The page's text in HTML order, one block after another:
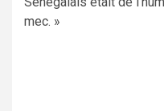
mec. »